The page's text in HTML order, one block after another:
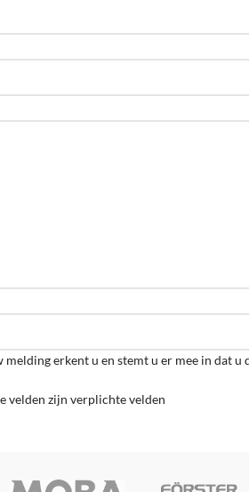
erkent u en stemt u er mee in dat u
velden zijn verplichte velden